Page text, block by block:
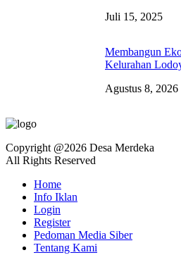
Juli 15, 2025
Membangun
Kelurahan
Agustus 8, 2026
Copyright @2026 Desa Merdeka
All Rights Reserved
Home
Info Iklan
Login
Register
Pedoman Media Siber
Tentang Kami